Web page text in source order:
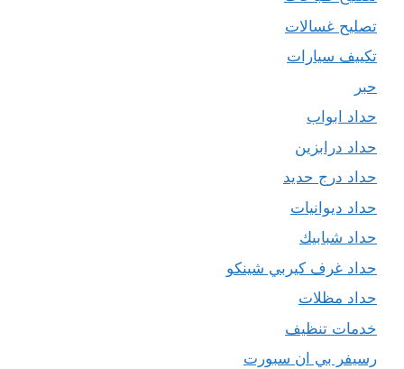
تصليح غسالات
تكييف سيارات
حبر
حداد ابواب
حداد درابزين
حداد درج حديد
حداد ديوانيات
حداد شبابيك
حداد غرف كيربي شينكو
حداد مظلات
خدمات تنظيف
رسيفر بي ان سبورت